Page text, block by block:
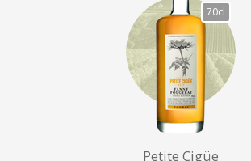
70cl
Petite Cigüe